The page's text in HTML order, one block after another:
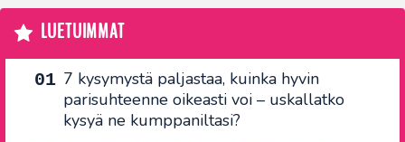
LUETUIMMAT
7 kysymystä paljastaa, kuinka hyvin
parisuhteenne oikeasti voi – uskallatko
kysyä ne kumppaniltasi?